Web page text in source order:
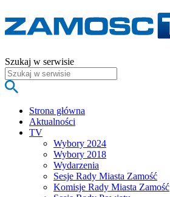
Szukaj w serwisie
Strona główna
Aktualności
TV
Wybory 2024
Wybory 2018
Wydarzenia
Sesje Rady Miasta Zamość
Komisje Rady Miasta Zamość